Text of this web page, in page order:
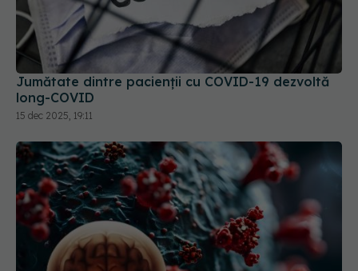
Jumătate dintre pacienții cu COVID-19 dezvoltă
long-COVID
15 dec 2025, 19:11